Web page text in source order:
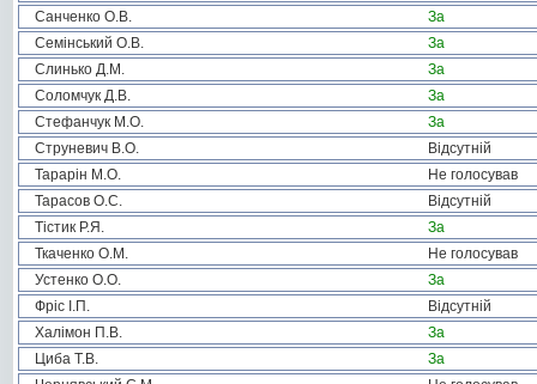
Санченко О.В.
За
Семінський О.В.
За
Слинько Д.М.
За
Соломчук Д.В.
За
Стефанчук М.О.
За
Струневич В.О.
Відсутній
Тарарін М.О.
Не голосував
Тарасов О.С.
Відсутній
Тістик Р.Я.
За
Ткаченко О.М.
Не голосував
Устенко О.О.
За
Фріс І.П.
Відсутній
Халімон П.В.
За
Циба Т.В.
За